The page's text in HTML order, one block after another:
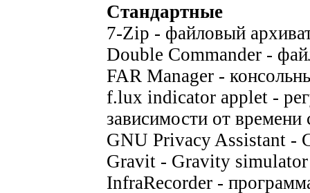
Стандартные
7-Zip - файловый
Double Commander -
FAR Manager -
f.lux indicator applet -
зависимости от времени
GNU Privacy Assistant -
Gravit - Gravity simulator
InfraRecorder -